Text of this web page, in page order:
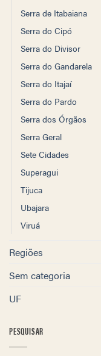
Serra de Itabaiana
Serra do Cipó
Serra do Divisor
Serra do Gandarela
Serra do Itajaí
Serra do Pardo
Serra dos Órgãos
Serra Geral
Sete Cidades
Superagui
Tijuca
Ubajara
Viruá
Regiões
Sem categoria
UF
PESQUISAR